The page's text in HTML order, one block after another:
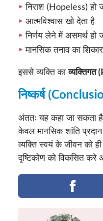
निराश (Hopeless) हो
आत्मविश्वास खो देता है
निर्णय लेने में असमर्थ हो
मानसिक तनाव का
इससे व्यक्ति काव्यक्तिगत
निष्कर्ष
अंततः यह कहा जा सकता
केवल मानसिक शांति
व्यक्ति स्वयं के जीवन को
दृष्टिकोण को विकसित